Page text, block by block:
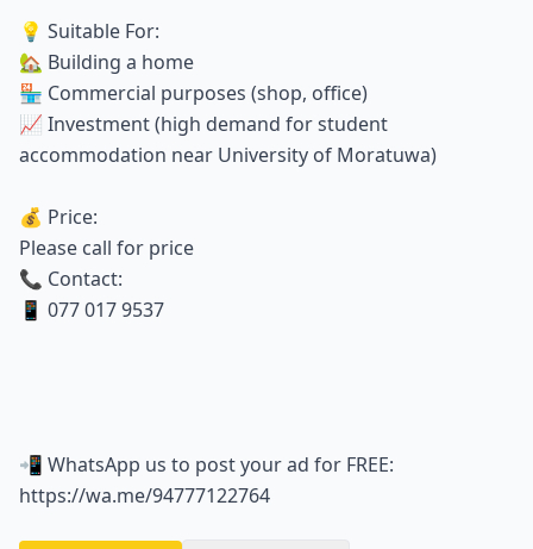
💡 Suitable For:
🏡 Building a home
🏪 Commercial purposes (shop, office)
📈 Investment (high demand for student
accommodation near University of Moratuwa)
💰 Price:
Please call for price
📞 Contact:
📱 077 017 9537
📲 WhatsApp us to post your ad for FREE:
https://wa.me/94777122764